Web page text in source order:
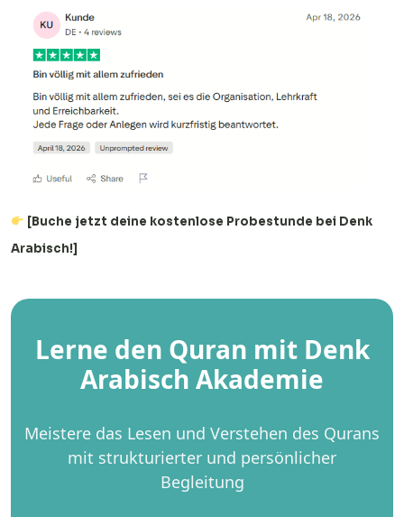
[Buche jetzt deine kostenlose Probestunde bei Denk
Arabisch!]
Lerne den Quran mit Denk
Arabisch Akademie
Meistere das Lesen und Verstehen des Qurans
mit strukturierter und persönlicher
Begleitung